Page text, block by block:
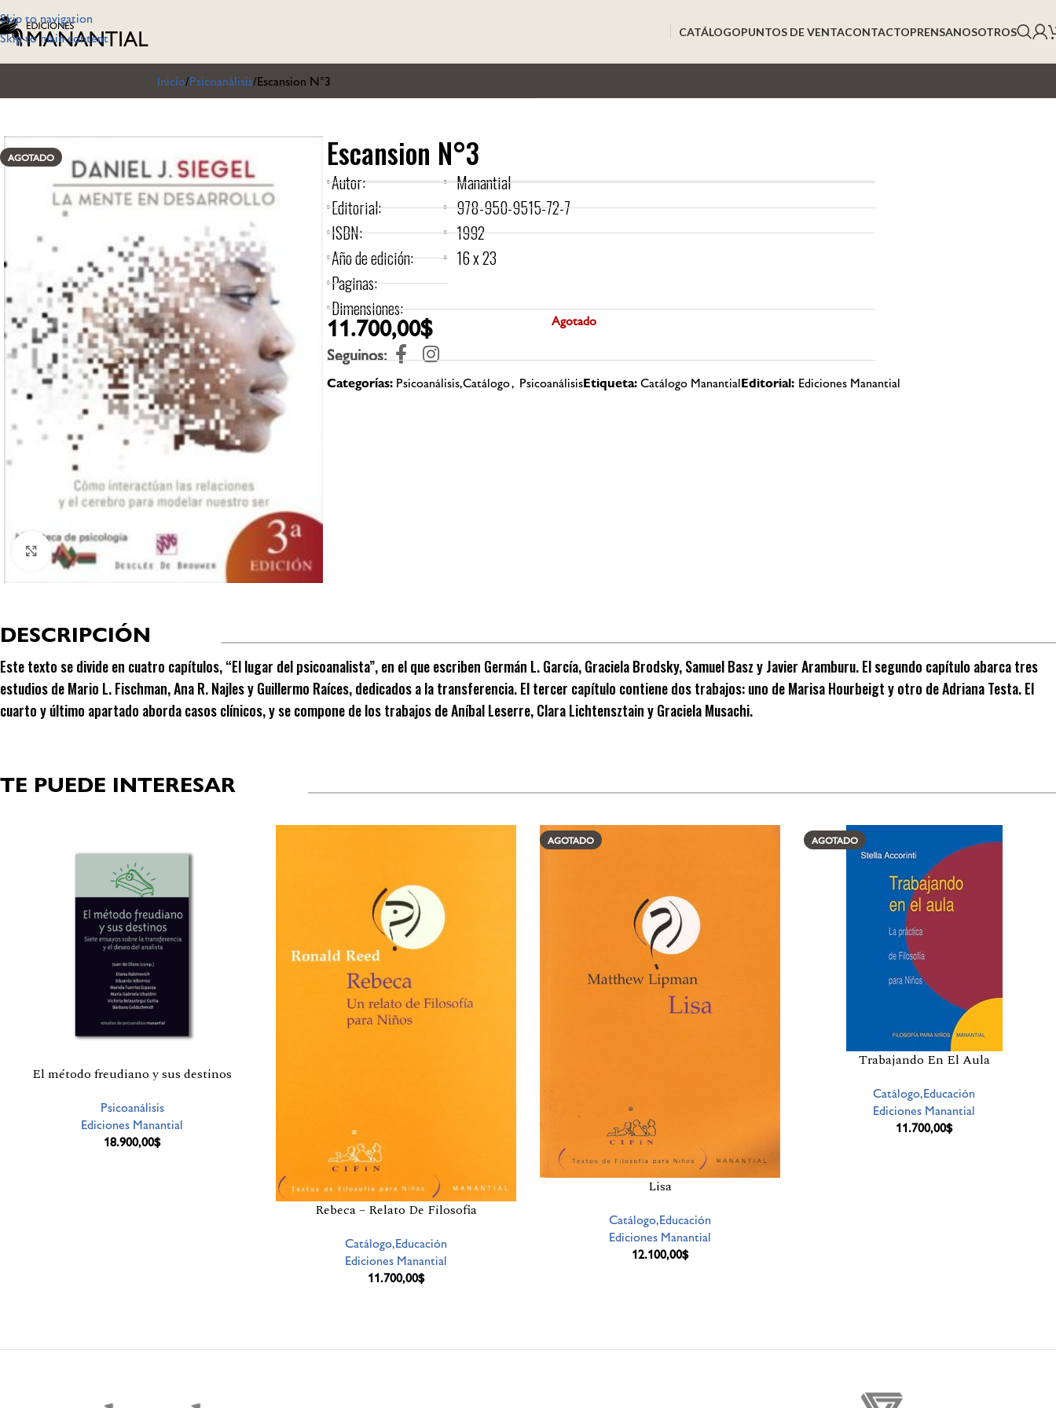
Skip to navigation
Skip to main content
CATÁLOGOPUNTOS DE VENTACONTACTOPRENSANOSOTROS
Inicio Psicoanálisis Escansion N°3
AGOTADO
Click to enlarge
Escansion N°3
Autor:
Editorial:
ISBN:
Año de edición:
Paginas:
Dimensiones:
Manantial
978-950-9515-72-7
1992
16 x 23
11.700,00$ Agotado
Seguinos:
Categorías: Psicoanálisis,Catálogo, PsicoanálisisEtiqueta:Catálogo ManantialEditorial: Ediciones Manantial
DESCRIPCIÓN
Este texto se divide en cuatro capítulos, “El lugar del psicoanalista”, en el que escriben Germán L. García, Graciela Brodsky, Samuel Basz y Javier Aramburu. El segundo capítulo abarca tres
estudios de Mario L. Fischman, Ana R. Najles y Guillermo Raíces, dedicados a la transferencia. El tercer capítulo contiene dos trabajos: uno de Marisa Hourbeigt y otro de Adriana Testa. El
cuarto y último apartado aborda casos clínicos, y se compone de los trabajos de Aníbal Leserre, Clara Lichtensztain y Graciela Musachi.
TE PUEDE INTERESAR
Productos relacionados
El método freudiano y sus destinos
Psicoanálisis
Ediciones Manantial
18.900,00$
Rebeca – Relato De Filosofia
Catálogo,Educación
Ediciones Manantial
11.700,00$
AGOTADO
Lisa
Catálogo,Educación
Ediciones Manantial
12.100,00$
AGOTADO
Trabajando En El Aula
Catálogo,Educación
Ediciones Manantial
11.700,00$